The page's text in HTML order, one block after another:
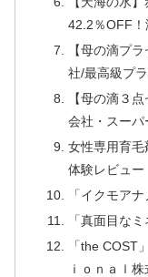
42.2％OFF！
【母の滴プ
社/最高級プ
【母の滴３
会社・スーパ
女性専用育毛
体験レビュー
「イクモア
「真面目な
「the COST
ｉｏｎａｌ